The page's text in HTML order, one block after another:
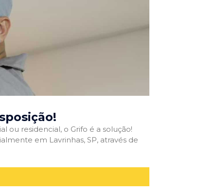
ou residencial, o Grifo é a solução!
em Lavrinhas, SP, através de